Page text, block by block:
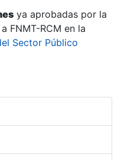
ya aprobadas por la
FNMT-RCM en la
Sector Público